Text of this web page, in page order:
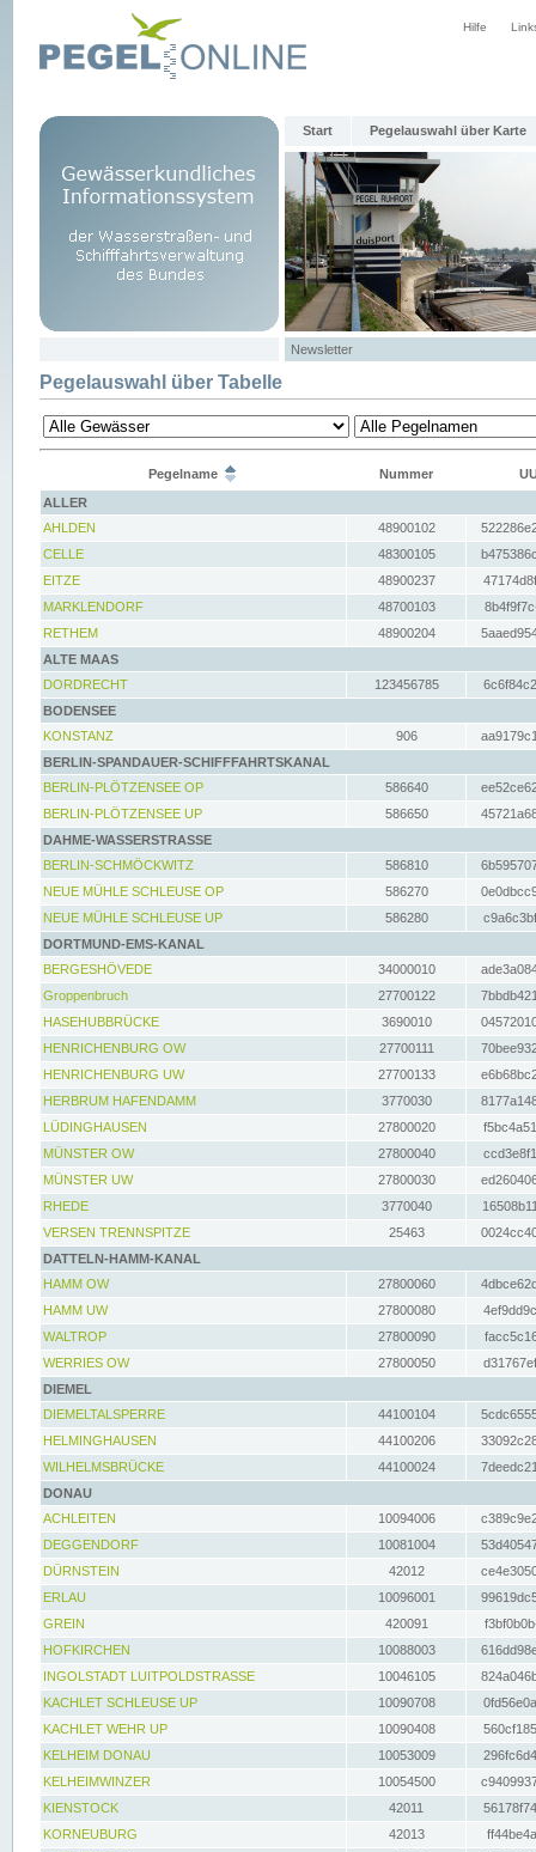
Hilfe
Start Pegelauswahl über Karte
Newsletter
Pegelauswahl über Tabelle
Pegelname Nummer
ALLER
AHLDEN
48900102
CELLE
48300105
EITZE
48900237
MARKLENDORF
48700103
RETHEM
48900204
ALTE MAAS
DORDRECHT
123456785
BODENSEE
KONSTANZ
906
BERLIN-SPANDAUER-SCHIFFFAHRTSKANAL
BERLIN-PLÖTZENSEE OP
586640
BERLIN-PLÖTZENSEE UP
586650
DAHME-WASSERSTRASSE
BERLIN-SCHMÖCKWITZ
586810
NEUE MÜHLE SCHLEUSE OP
586270
NEUE MÜHLE SCHLEUSE UP
586280
DORTMUND-EMS-KANAL
BERGESHÖVEDE
34000010
Groppenbruch
27700122
HASEHUBBRÜCKE
3690010
HENRICHENBURG OW
27700111
HENRICHENBURG UW
27700133
HERBRUM HAFENDAMM
3770030
LÜDINGHAUSEN
27800020
MÜNSTER OW
27800040
MÜNSTER UW
27800030
RHEDE
3770040
VERSEN TRENNSPITZE
25463
DATTELN-HAMM-KANAL
HAMM OW
27800060
HAMM UW
27800080
WALTROP
27800090
WERRIES OW
27800050
DIEMEL
DIEMELTALSPERRE
44100104
HELMINGHAUSEN
44100206
WILHELMSBRÜCKE
44100024
DONAU
ACHLEITEN
10094006
DEGGENDORF
10081004
DÜRNSTEIN
42012
ERLAU
10096001
GREIN
420091
HOFKIRCHEN
10088003
INGOLSTADT LUITPOLDSTRASSE
10046105
KACHLET SCHLEUSE UP
10090708
KACHLET WEHR UP
10090408
KELHEIM DONAU
10053009
KELHEIMWINZER
10054500
KIENSTOCK
42011
KORNEUBURG
42013